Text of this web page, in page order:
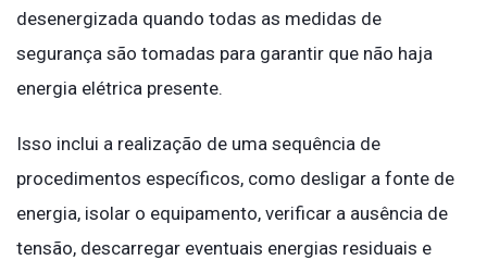
desenergizada quando todas as medidas de
segurança são tomadas para garantir que não haja
energia elétrica presente.
Isso inclui a realização de uma sequência de
procedimentos específicos, como desligar a fonte de
energia, isolar o equipamento, verificar a ausência de
tensão, descarregar eventuais energias residuais e